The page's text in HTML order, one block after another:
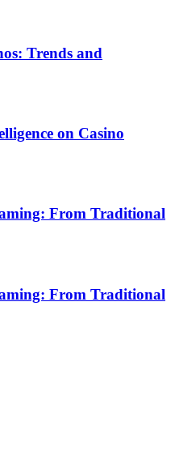
Trends and
on Casino
From Traditional
From Traditional